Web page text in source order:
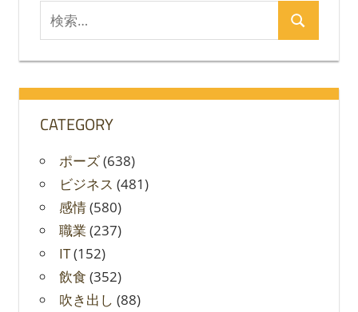
索
対
検
CATEGORY
ポーズ(638)
ビジネス (481)
感情(580)
職業 (237)
IT(152)
飲食 (352)
吹き出し (88)